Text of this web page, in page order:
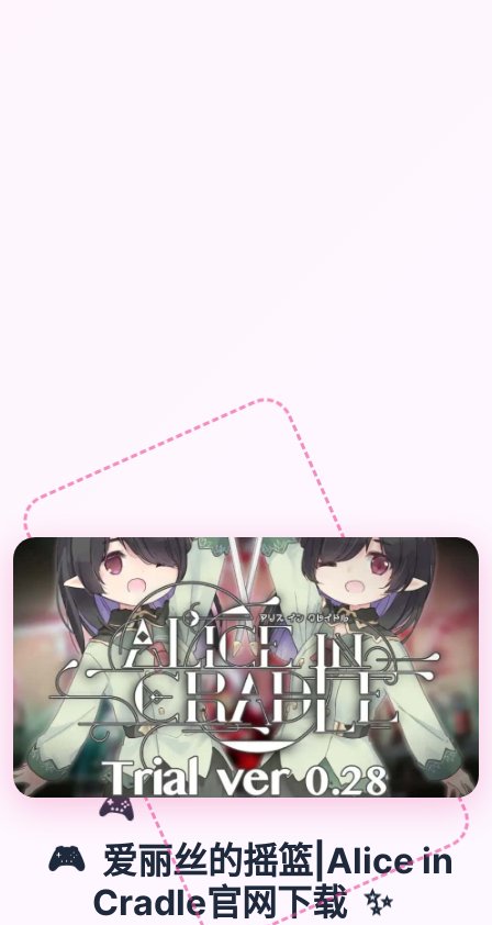
🎮
🎮 爱丽丝的摇篮|Alice in
Cradle官网下载 ✨